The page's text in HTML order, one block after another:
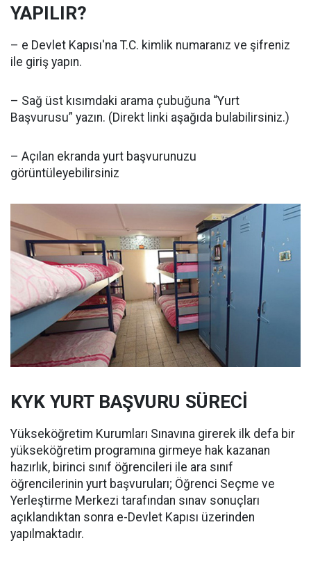
YAPILIR?
– e Devlet Kapısı'na T.C. kimlik numaranız ve şifreniz
ile giriş yapın.
– Sağ üst kısımdaki arama çubuğuna “Yurt
Başvurusu” yazın. (Direkt linki aşağıda bulabilirsiniz.)
– Açılan ekranda yurt başvurunuzu
görüntüleyebilirsiniz
KYK YURT BAŞVURU SÜRECİ
Yükseköğretim Kurumları Sınavına girerek ilk defa bir
yükseköğretim programına girmeye hak kazanan
hazırlık, birinci sınıf öğrencileri ile ara sınıf
öğrencilerinin yurt başvuruları; Öğrenci Seçme ve
Yerleştirme Merkezi tarafından sınav sonuçları
açıklandıktan sonra e-Devlet Kapısı üzerinden
yapılmaktadır.